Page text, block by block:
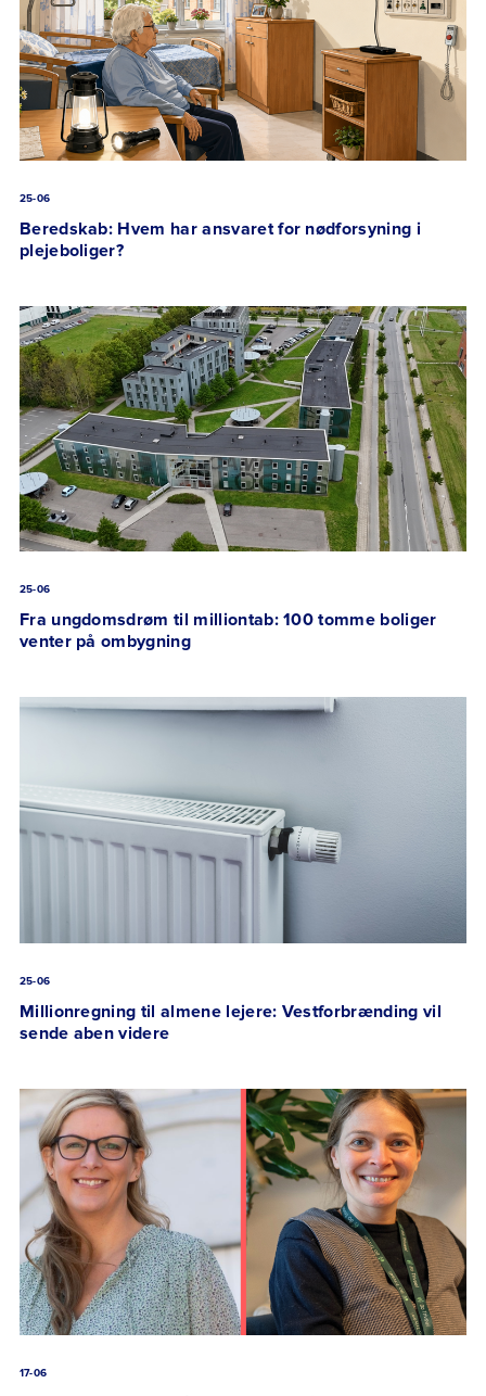
25-06
Beredskab: Hvem har ansvaret for nødforsyning i
plejeboliger?
25-06
Fra ungdomsdrøm til milliontab: 100 tomme boliger
venter på ombygning
25-06
Millionregning til almene lejere: Vestforbrænding vil
sende aben videre
17-06